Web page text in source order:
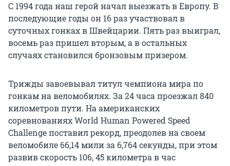
С 1994 года наш герой начал выезжать в Европу. В
последующие годы он 16 раз участвовал в
суточных гонках в Швейцарии. Пять раз выиграл,
восемь раз пришел вторым, а в остальных
случаях становился бронзовым призером.
Трижды завоевывал титул чемпиона мира по
гонкам на веломобилях. За 24 часа проезжал 840
километров пути. На американских
соревнованиях World Human Powered Speed
Challenge поставил рекорд, преодолев на своем
веломобиле 66,14 мили за 6,764 секунды, при этом
развив скорость 106, 45 километра в час